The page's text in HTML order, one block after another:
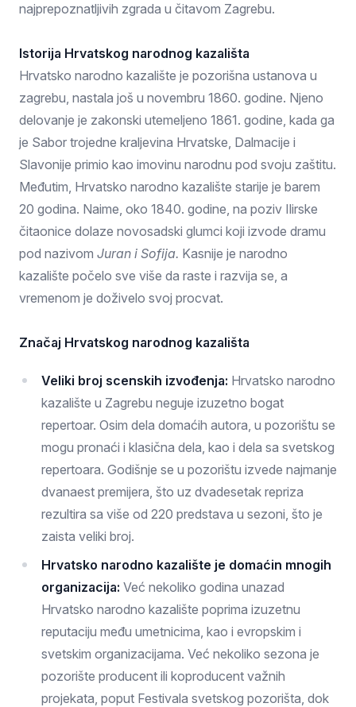
najprepoznatljivih zgrada u čitavom Zagrebu.
Istorija Hrvatskog narodnog kazališta
Hrvatsko narodno kazalište je pozorišna ustanova u
zagrebu, nastala još u novembru 1860. godine. Njeno
delovanje je zakonski utemeljeno 1861. godine, kada ga
je Sabor trojedne kraljevina Hrvatske, Dalmacije i
Slavonije primio kao imovinu narodnu pod svoju zaštitu.
Međutim, Hrvatsko narodno kazalište starije je barem
20 godina. Naime, oko 1840. godine, na poziv Ilirske
čitaonice dolaze novosadski glumci koji izvode dramu
pod nazivom Juran i Sofija. Kasnije je narodno
kazalište počelo sve više da raste i razvija se, a
vremenom je doživelo svoj procvat.
Značaj Hrvatskog narodnog kazališta
Veliki broj scenskih izvođenja: Hrvatsko narodno
kazalište u Zagrebu neguje izuzetno bogat
repertoar. Osim dela domaćih autora, u pozorištu se
mogu pronaći i klasična dela, kao i dela sa svetskog
repertoara. Godišnje se u pozorištu izvede najmanje
dvanaest premijera, što uz dvadesetak repriza
rezultira sa više od 220 predstava u sezoni, što je
zaista veliki broj.
Hrvatsko narodno kazalište je domaćin mnogih
organizacija: Već nekoliko godina unazad
Hrvatsko narodno kazalište poprima izuzetnu
reputaciju među umetnicima, kao i evropskim i
svetskim organizacijama. Već nekoliko sezona je
pozorište producent ili koproducent važnih
projekata, poput Festivala svetskog pozorišta, dok